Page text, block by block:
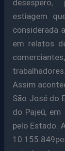
estiagem
considerada
em relatos
trabalhadores.
Assim
São José do
do Pajeú,
pelo Estado.